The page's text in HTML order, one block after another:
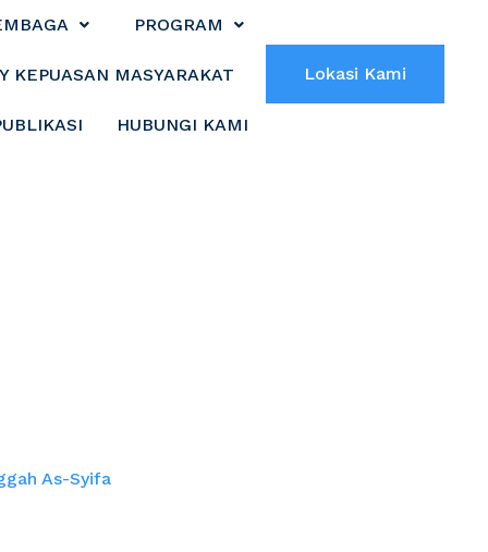
PROGRAM
KEPUASAN MASYARAKAT
HUBUNGI KAMI
Lokasi Kami
As-Syifa